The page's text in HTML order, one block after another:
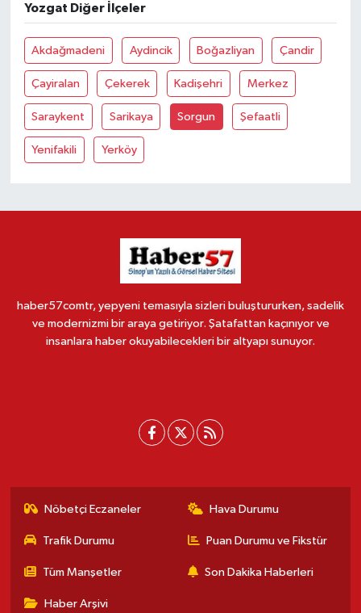
Yozgat Diğer İlçeler
Akdağmadeni Aydincik Boğazliyan Çandir
Çayiralan Çekerek Kadişehri Merkez
Saraykent Sarikaya Sorgun Şefaatli
Yenifakili Yerköy
haber57comtr, yepyeni temasıyla sizleri buluştururken, sadelik
ve modernizmi bir araya getiriyor. Şatafattan kaçınıyor ve
insanlara haber okuyabilecekleri bir altyapı sunuyor.
Nöbetçi Eczaneler Hava Durumu
Trafik Durumu Puan Durumu ve Fikstür
Tüm Manşetler Son Dakika Haberleri
Haber Arşivi